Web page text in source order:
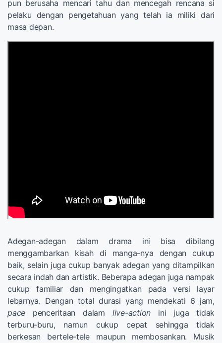
pun berusaha mencari tahu dan mencegah rencana si
pelaku dengan pengetahuan yang telah ia miliki dari
masa depan.
Adegan-adegan dalam drama ini bisa dibilang
menggambarkan kisah di manga-nya dengan cukup
baik, selain juga cukup banyak adegan yang ditampilkan
secara indah dan artistik. Beberapa adegan juga nampak
cukup familiar dan mengingatkan pada versi layar
lebarnya. Dengan total durasi yang mendekati 6 jam,
pace penceritaan dalam live-action ini juga tidak
terburu-buru, namun cukup cepat sehingga tidak
berkesan bertele-tele maupun membosankan. Musik